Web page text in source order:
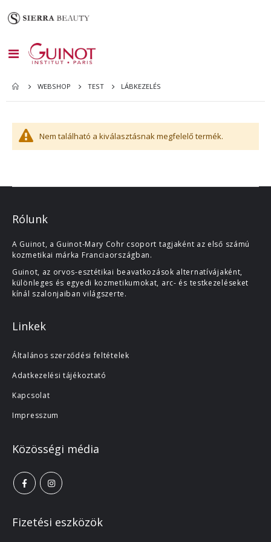
Toggle
Nav
WEBSHOP TEST LÁBKEZELÉS
Nem található a kiválasztásnak megfelelő termék.
Rólunk
A Guinot, a Guinot-Mary Cohr csoport tagjaként az első számú
kozmetikai márka Franciaországban.
Guinot, az orvos-esztétikai beavatkozások alternatívájaként,
különleges és egyedi kozmetikumokat, arc- és testkezeléseket
kínál szalonjaiban világszerte.
Linkek
Általános szerződési feltételek
Adatkezelési tájékoztató
Kapcsolat
Impresszum
Közösségi média
Fizetési eszközök